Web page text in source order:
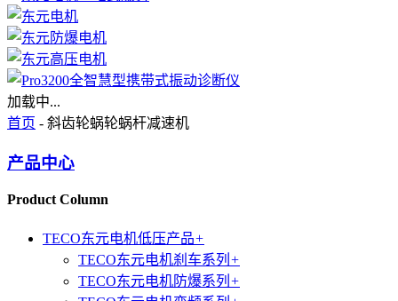
加载中...
首页 - 斜齿轮蜗轮蜗杆减速机
产品中心
Product Column
TECO东元电机低压产品+
TECO东元电机刹车系列 +
TECO东元电机防爆系列 +